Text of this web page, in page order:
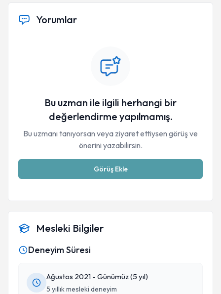
Yorumlar
Bu uzman ile ilgili herhangi bir
değerlendirme yapılmamış.
Bu uzmanı tanıyorsan veya ziyaret ettiysen görüş ve
önerini yazabilirsin.
Görüş Ekle
Mesleki Bilgiler
Deneyim Süresi
Ağustos 2021 - Günümüz (5 yıl)
5 yıllık mesleki deneyim